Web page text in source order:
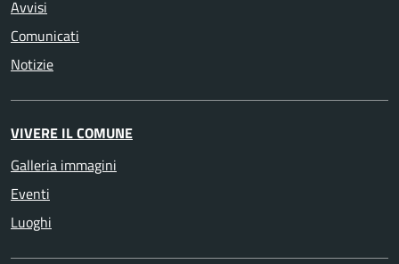
Avvisi
Comunicati
Notizie
VIVERE IL COMUNE
Galleria immagini
Eventi
Luoghi